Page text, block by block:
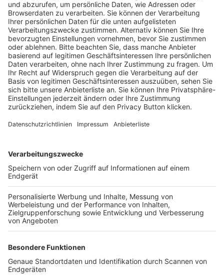
Pässe und Vereinswechsel
Trainerausbildung
Schulungsangebot Vereinsmitarbeiter
BFV-Geschäftsstellen
Trainerbörse
Login SpielPlus
FOLGE DEM BFV
TOP-VEREINE
TOP-PARTNER